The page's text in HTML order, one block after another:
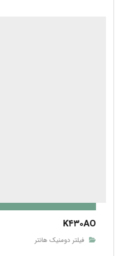
K۴۳۰AO
فیلتر دومنیک هانتر